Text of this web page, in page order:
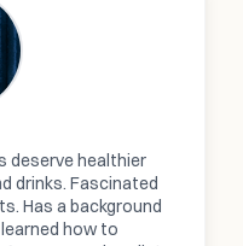
deserve healthier
drinks. Fascinated
Has a background
how to